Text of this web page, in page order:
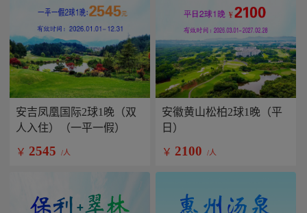
安吉凤凰国际2球1晚（双
人入住）（一平一假）
￥ 2545 /人
安徽黄山松柏2球1晚（平
日）
￥ 2100 /人